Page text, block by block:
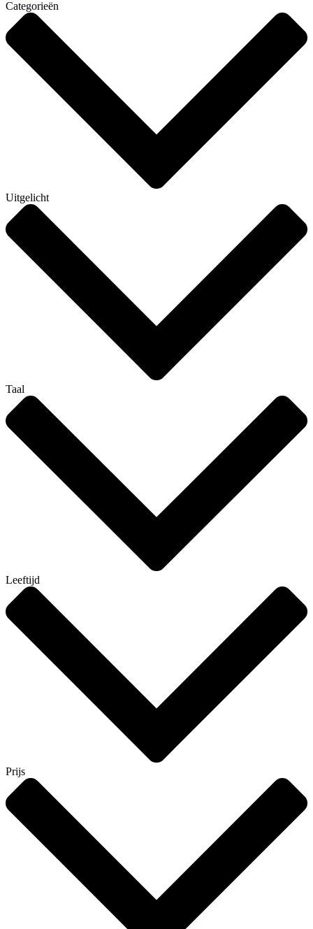
Categorieën
Uitgelicht
Taal
Leeftijd
Prijs